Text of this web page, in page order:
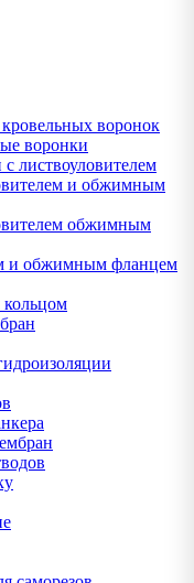
воронок
воронки
листвоуловителем
и обжимным
обжимным
и обжимным фланцем